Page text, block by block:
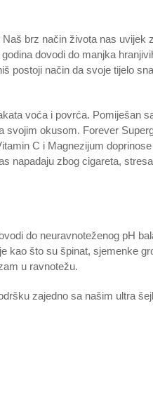
brz način života nas uvijek
dovodi do manjka
postoji način da svoje tijelo
voća i povrća. Pomiješan
svojim okusom. Forever
C i Magnezijum
napadaju zbog cigareta,
do neuravnoteženog pH
kao što su špinat, sjemenke
u ravnotežu.
zajedno sa našim ultra